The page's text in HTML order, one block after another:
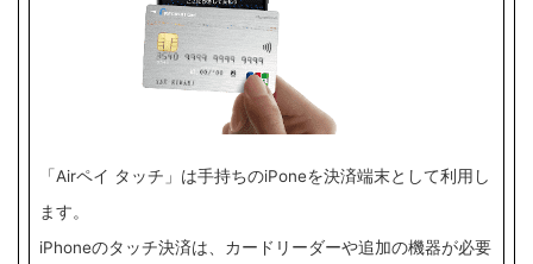
「Airペイ タッチ」は手持ちのiPoneを決済端末として利用し
ます。
iPhoneのタッチ決済は、カードリーダーや追加の機器が必要